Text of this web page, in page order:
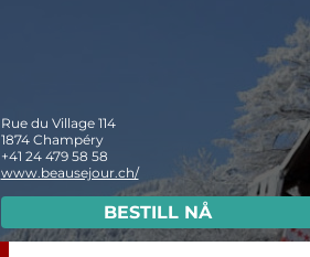
Rue du Village 114
1874 Champéry
+41 24 479 58 58
www.beausejour.ch/
BESTILL NÅ